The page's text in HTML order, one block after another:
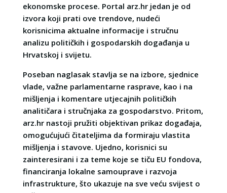
ekonomske procese. Portal arz.hr jedan je od
izvora koji prati ove trendove, nudeći
korisnicima aktualne informacije i stručnu
analizu političkih i gospodarskih događanja u
Hrvatskoj i svijetu.
Poseban naglasak stavlja se na izbore, sjednice
vlade, važne parlamentarne rasprave, kao i na
mišljenja i komentare utjecajnih političkih
analitičara i stručnjaka za gospodarstvo. Pritom,
arz.hr nastoji pružiti objektivan prikaz događaja,
omogućujući čitateljima da formiraju vlastita
mišljenja i stavove. Ujedno, korisnici su
zainteresirani i za teme koje se tiču EU fondova,
financiranja lokalne samouprave i razvoja
infrastrukture, što ukazuje na sve veću svijest o